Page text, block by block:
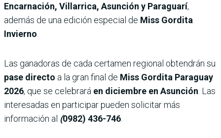
Encarnación, Villarrica, Asunción y Paraguarí,
además de una edición especial de Miss Gordita
Invierno
Las ganadoras de cada certamen regional obtendrán su
pase directo a la gran final de Miss Gordita Paraguay
2026, que se celebrará en diciembre en Asunción . Las
interesadas en participar pueden solicitar más
información al (0982) 436-746